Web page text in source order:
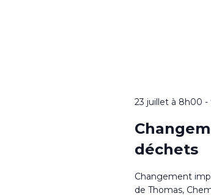
23 juillet à 8h00 -
déchets
Changement
de Thomas,